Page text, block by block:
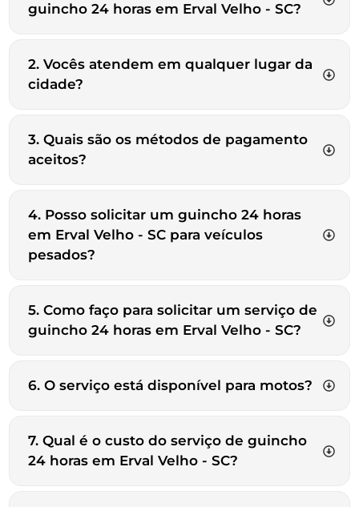
guincho 24 horas em Erval Velho - SC?
2. Vocês atendem em qualquer lugar da
cidade?
3. Quais são os métodos de pagamento
aceitos?
4. Posso solicitar um guincho 24 horas
em Erval Velho - SC para veículos
pesados?
5. Como faço para solicitar um serviço de
guincho 24 horas em Erval Velho - SC?
6. O serviço está disponível para motos?
7. Qual é o custo do serviço de guincho
24 horas em Erval Velho - SC?